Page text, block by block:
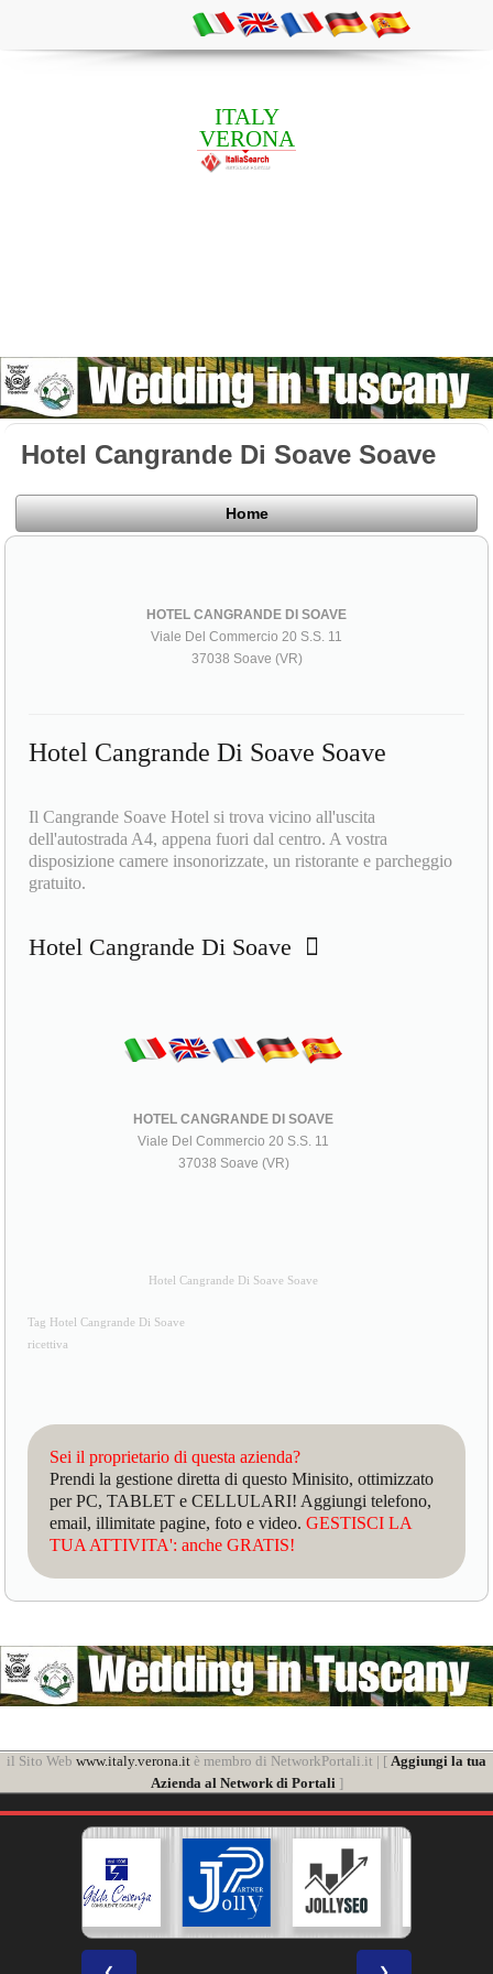
ITALY
VERONA
Hotel Cangrande Di Soave Soave
Home
HOTEL CANGRANDE DI SOAVE
Viale Del Commercio 20 S.S. 11
37038 Soave (VR)
Hotel Cangrande Di Soave Soave
Il Cangrande Soave Hotel si trova vicino all'uscita
dell'autostrada A4, appena fuori dal centro. A vostra
disposizione camere insonorizzate, un ristorante e parcheggio
gratuito.
Hotel Cangrande Di Soave
HOTEL CANGRANDE DI SOAVE
Viale Del Commercio 20 S.S. 11
37038 Soave (VR)
Hotel Cangrande Di Soave Soave
Tag Hotel Cangrande Di Soave
ricettiva
Sei il proprietario di questa azienda?
Prendi la gestione diretta di questo Minisito, ottimizzato
per PC, TABLET e CELLULARI! Aggiungi telefono,
email, illimitate pagine, foto e video.GESTISCI LA
TUA ATTIVITA': anche GRATIS!
il Sito Web www.italy.verona.it è membro di NetworkPortali.it | [ Aggiungi la tua
Azienda al Network di Portali]